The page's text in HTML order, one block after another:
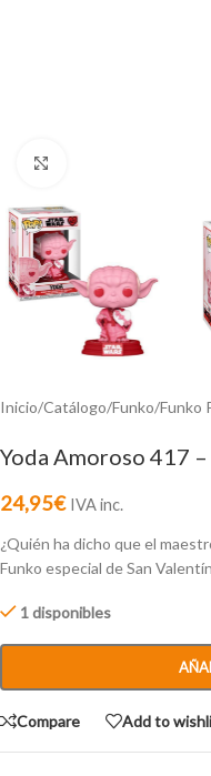
Inicio/Catálogo/Funko/Funko
Yoda Amoroso 417
24,95€ IVA inc.
¿Quién ha dicho que el
Funko especial de San
1 disponibles
Compare Add to